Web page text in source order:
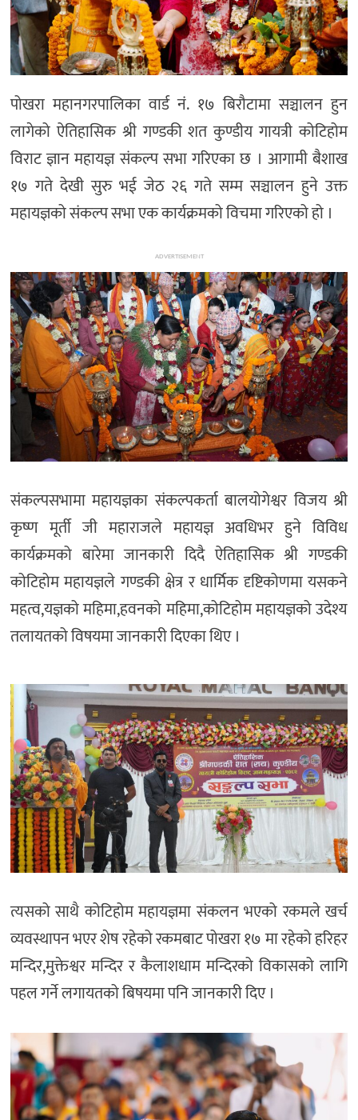
पोखरा महानगरपालिका वार्ड नं. १७ बिरौटामा सञ्चालन हुन
लागेको ऐतिहासिक श्री गण्डकी शत कुण्डीय गायत्री कोटिहोम
विराट ज्ञान महायज्ञ संकल्प सभा गरिएका छ । आगामी बैशाख
१७ गते देखी सुरु भई जेठ २६ गते सम्म सञ्चालन हुने उक्त
महायज्ञको संकल्प सभा एक कार्यक्रमको विचमा गरिएको हो ।
ADVERTISEMENT
संकल्पसभामा महायज्ञका संकल्पकर्ता बालयोगेश्वर विजय श्री
कृष्ण मूर्ती जी महाराजले महायज्ञ अवधिभर हुने विविध
कार्यक्रमको बारेमा जानकारी दिदै ऐतिहासिक श्री गण्डकी
कोटिहोम महायज्ञले गण्डकी क्षेत्र र धार्मिक दृष्टिकोणमा यसकने
महत्व,यज्ञको महिमा,हवनको महिमा,कोटिहोम महायज्ञको उदेश्य
तलायतको विषयमा जानकारी दिएका थिए ।
त्यसको साथै कोटिहोम महायज्ञमा संकलन भएको रकमले खर्च
व्यवस्थापन भएर शेष रहेको रकमबाट पोखरा १७ मा रहेको हरिहर
मन्दिर,मुक्तेश्वर मन्दिर र कैलाशधाम मन्दिरको विकासको लागि
पहल गर्ने लगायतको बिषयमा पनि जानकारी दिए ।